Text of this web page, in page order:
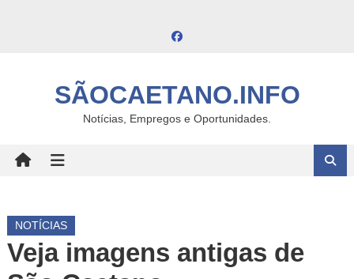
SÃOCAETANO.INFO
Notícias, Empregos e Oportunidades.
NOTÍCIAS
Veja imagens antigas de